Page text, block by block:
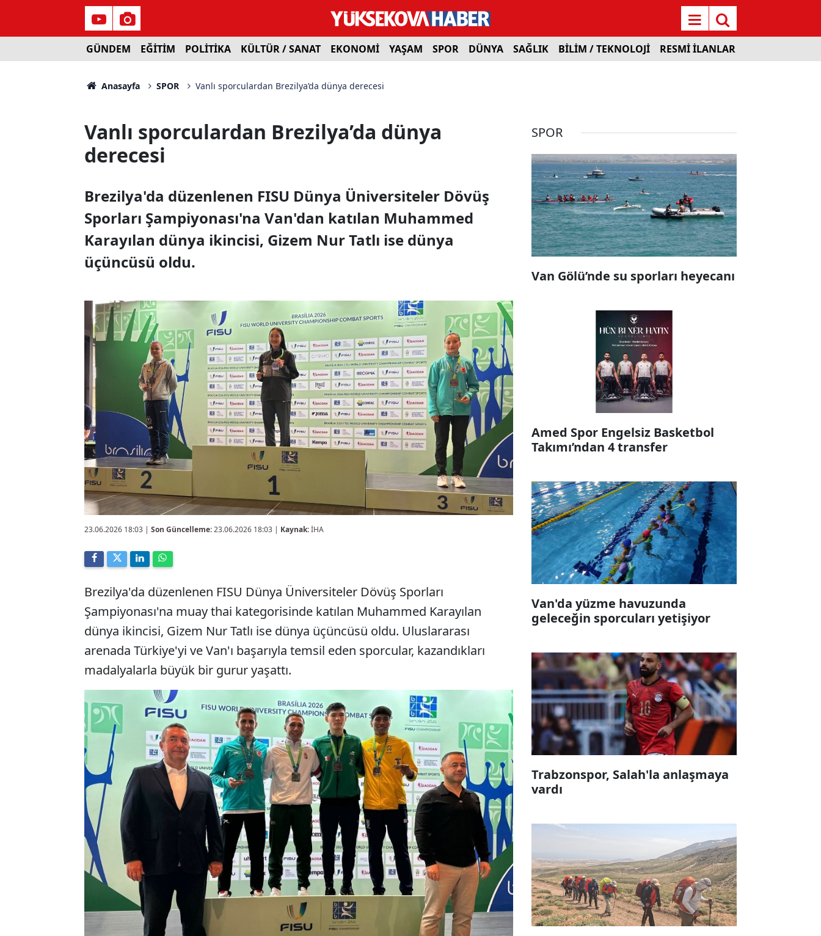
GÜNDEM EĞİTİM POLİTİKA KÜLTÜR / SANAT EKONOMİ YAŞAM SPOR DÜNYA SAĞLIK BİLİM / TEKNOLOJİ RESMİ İLANLAR
Anasayfa SPOR Vanlı sporculardan Brezilya’da dünya derecesi
Vanlı sporculardan Brezilya’da dünya
derecesi
Brezilya'da düzenlenen FISU Dünya Üniversiteler Dövüş
Sporları Şampiyonası'na Van'dan katılan Muhammed
Karayılan dünya ikincisi, Gizem Nur Tatlı ise dünya
üçüncüsü oldu.
23.06.2026 18:03 | Son Güncelleme:23.06.2026 18:03 | Kaynak:İHA
Brezilya'da düzenlenen FISU Dünya Üniversiteler Dövüş Sporları
Şampiyonası'na muay thai kategorisinde katılan Muhammed Karayılan
dünya ikincisi, Gizem Nur Tatlı ise dünya üçüncüsü oldu. Uluslararası
arenada Türkiye'yi ve Van'ı başarıyla temsil eden sporcular, kazandıkları
madalyalarla büyük bir gurur yaşattı.
SPOR
Van Gölü’nde su sporları heyecanı
Amed Spor Engelsiz Basketbol
Takımı’ndan 4 transfer
Van'da yüzme havuzunda
geleceğin sporcuları yetişiyor
Trabzonspor, Salah'la anlaşmaya
vardı